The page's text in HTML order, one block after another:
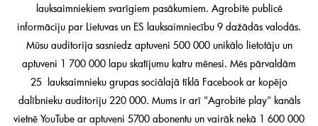
lauksaimniekiem svarīgiem pasākumiem. Agrobitė publicē
informāciju par Lietuvas un ES lauksaimniecību 9 dažādās valodās.
Mūsu auditorija sasniedz aptuveni 500 000 unikālo lietotāju un
aptuveni 1 700 000 lapu skatījumu katru mēnesi. Mēs pārvaldām
25 lauksaimnieku grupas sociālajā tīklā Facebook ar kopējo
dalībnieku auditoriju 220 000. Mums ir arī "Agrobitė play" kanāls
vietnē YouTube ar aptuveni 5700 abonentu un vairāk nekā 1 600 000